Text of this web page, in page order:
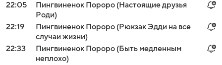
22:05
Пингвиненок Пороро (Настоящие друзья
Роди)
22:19
Пингвиненок Пороро (Рюкзак Эдди на все
случаи жизни)
22:33
Пингвиненок Пороро (Быть медленным
неплохо)